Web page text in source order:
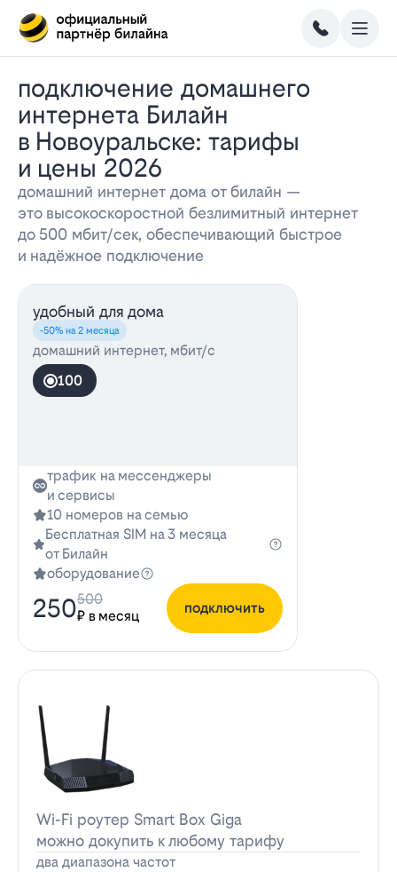
Подключение домашнего
интернета Билайн
в Новоуральске: тарифы
и цены 2026
домашний интернет дома от билайн —
это высокоскоростной безлимитный интернет
до 500 мбит/сек, обеспечивающий быстрое
и надёжное подключение
удобный для дома
-50% на 2 месяца
домашний интернет, мбит/с
100
трафик на мессенджеры
и сервисы
10 номеров на семью
Бесплатная SIM на 3 месяца
от Билайн
оборудование
250₽ в месяц
500
подключить
Wi-Fi роутер Smart Box Giga
можно докупить к любому тарифу
два диапазона частот